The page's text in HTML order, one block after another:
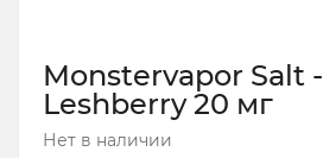
Monstervapor Salt -
Leshberry 20 мг
Нет в наличии